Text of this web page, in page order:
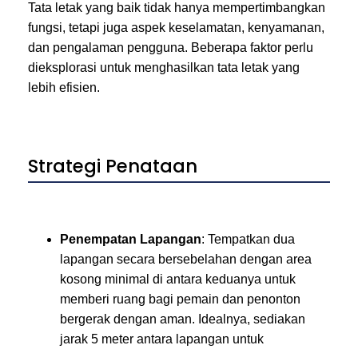
Tata letak yang baik tidak hanya mempertimbangkan
fungsi, tetapi juga aspek keselamatan, kenyamanan,
dan pengalaman pengguna. Beberapa faktor perlu
dieksplorasi untuk menghasilkan tata letak yang
lebih efisien.
Strategi Penataan
Penempatan Lapangan: Tempatkan dua
lapangan secara bersebelahan dengan area
kosong minimal di antara keduanya untuk
memberi ruang bagi pemain dan penonton
bergerak dengan aman. Idealnya, sediakan
jarak 5 meter antara lapangan untuk